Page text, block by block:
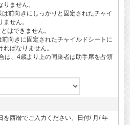
ません。
前向きにしっかりと固定されたチャイ
せん。
はできません。
向きに固定されたチャイルドシートに
ばなりません。
は、4歳より上の同乗者は助手席を占領
を西暦でご入力ください。日付/ 月/ 年